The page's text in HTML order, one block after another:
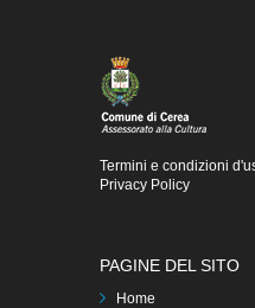
Termini e condizioni
Privacy Policy
PAGINE DEL SITO
Home